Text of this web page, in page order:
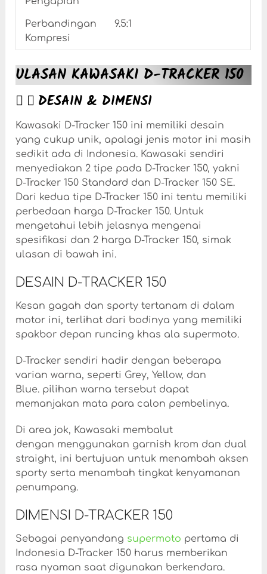
Perbandingan
Kompresi
9.5:1
ULASAN KAWASAKI D-TRACKER 150
DESAIN & DIMENSI
Kawasaki D-Tracker 150 ini memiliki desain
yang cukup unik, apalagi jenis motor ini masih
sedikit ada di Indonesia. Kawasaki sendiri
menyediakan 2 tipe pada D-Tracker 150, yakni
D-Tracker 150 Standard dan D-Tracker 150 SE.
Dari kedua tipe D-Tracker 150 ini tentu memiliki
perbedaan harga D-Tracker 150. Untuk
mengetahui lebih jelasnya mengenai
spesifikasi dan 2 harga D-Tracker 150, simak
ulasan di bawah ini.
DESAIN D-TRACKER 150
Kesan gagah dan sporty tertanam di dalam
motor ini, terlihat dari bodinya yang memiliki
spakbor depan runcing khas ala supermoto.
D-Tracker sendiri hadir dengan beberapa
varian warna, seperti Grey, Yellow, dan
Blue. pilihan warna tersebut dapat
memanjakan mata para calon pembelinya.
Di area jok, Kawasaki membalut
dengan menggunakan garnish krom dan dual
straight, ini bertujuan untuk menambah aksen
sporty serta menambah tingkat kenyamanan
penumpang.
DIMENSI D-TRACKER 150
Sebagai penyandang supermoto pertama di
Indonesia D-Tracker 150 harus memberikan
rasa nyaman saat digunakan berkendara.